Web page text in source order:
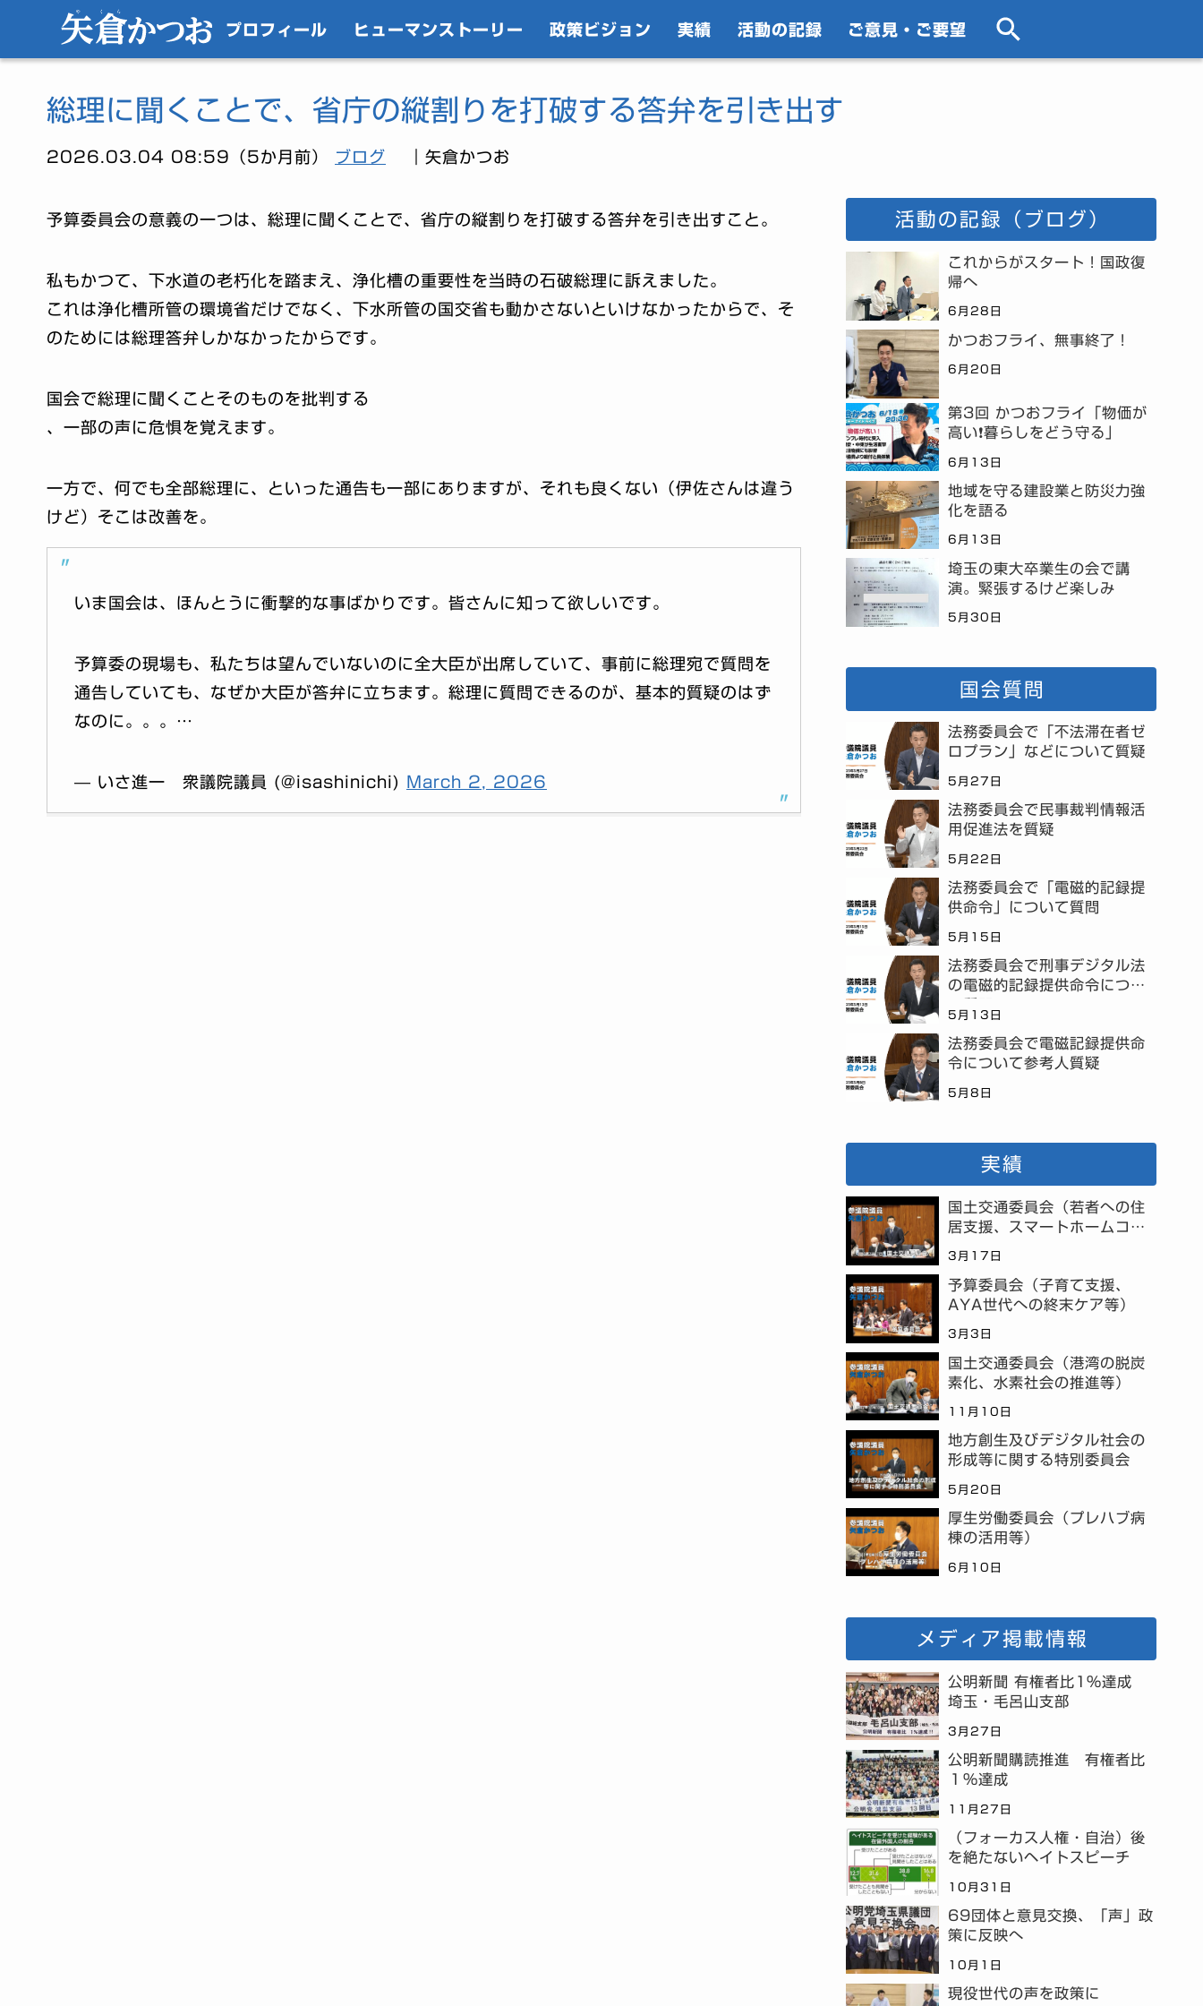
プロフィール ヒューマンストーリー 政策ビジョン 実績 活動の記録 ご意見・ご要望
総理に聞くことで、省庁の縦割りを打破する答弁を引き出す
2026.03.04 08:59（5か月前） ブログ ｜矢倉かつお
予算委員会の意義の一つは、総理に聞くことで、省庁の縦割りを打破する答弁を引き出すこと。
私もかつて、下水道の老朽化を踏まえ、浄化槽の重要性を当時の石破総理に訴えました。
これは浄化槽所管の環境省だけでなく、下水所管の国交省も動かさないといけなかったからで、そ
のためには総理答弁しかなかったからです。
国会で総理に聞くことそのものを批判する
、一部の声に危惧を覚えます。
一方で、何でも全部総理に、といった通告も一部にありますが、それも良くない（伊佐さんは違う
けど）そこは改善を。
いま国会は、ほんとうに衝撃的な事ばかりです。皆さんに知って欲しいです。
予算委の現場も、私たちは望んでいないのに全大臣が出席していて、事前に総理宛で質問を
通告していても、なぜか大臣が答弁に立ちます。総理に質問できるのが、基本的質疑のはず
なのに。。。…
— いさ進一 衆議院議員 (@isashinichi) March 2, 2026
活動の記録（ブログ）
これからがスタート！国政復
帰へ
6月28日
かつおフライ、無事終了！
6月20日
第3回 かつおフライ「物価が
高い❗暮らしをどう守る」
6月13日
地域を守る建設業と防災力強
化を語る
6月13日
埼玉の東大卒業生の会で講
演。緊張するけど楽しみ
5月30日
国会質問
法務委員会で「不法滞在者ゼ
ロプラン」などについて質疑
5月27日
法務委員会で民事裁判情報活
用促進法を質疑
5月22日
法務委員会で「電磁的記録提
供命令」について質問
5月15日
法務委員会で刑事デジタル法
の電磁的記録提供命令につい
5月13日
法務委員会で電磁記録提供命
令について参考人質疑
5月8日
実績
国土交通委員会（若者への住
居支援、スマートホームコミ
3月17日
予算委員会（子育て支援、
AYA世代への終末ケア等）
3月3日
国土交通委員会（港湾の脱炭
素化、水素社会の推進等）
11月10日
地方創生及びデジタル社会の
形成等に関する特別委員会
5月20日
厚生労働委員会（プレハブ病
棟の活用等）
6月10日
メディア掲載情報
公明新聞 有権者比1%達成
埼玉・毛呂山支部
3月27日
公明新聞購読推進 有権者比
１％達成
11月27日
（フォーカス人権・自治）後
を絶たないヘイトスピーチ
10月31日
69団体と意見交換、「声」政
策に反映へ
10月1日
現役世代の声を政策に